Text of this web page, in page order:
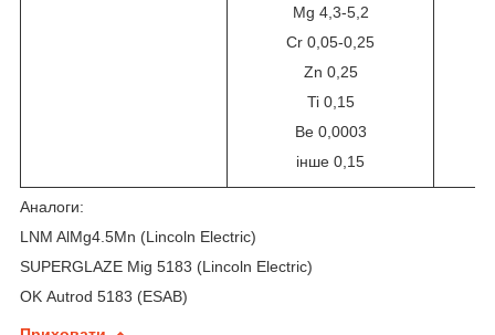
Mg 4,3-5,2
Cr 0,05-0,25
Zn 0,25
Ti 0,15
Be 0,0003
інше 0,15
Аналоги:
LNM AlMg4.5Mn (Lincoln Electric)
SUPERGLAZE Mig 5183 (Lincoln Electric)
OK Autrod 5183 (ESAB)